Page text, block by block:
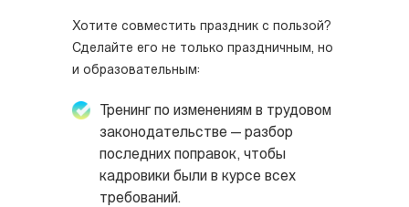
Хотите совместить праздник с пользой?
Сделайте его не только праздничным, но
и образовательным:
Тренинг по изменениям в трудовом
законодательстве — разбор
последних поправок, чтобы
кадровики были в курсе всех
требований.